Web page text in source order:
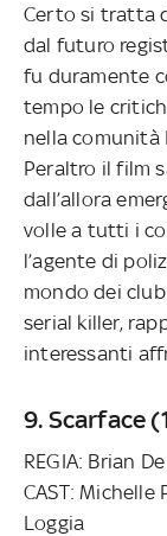
Certo si tratta
dal futuro
fu duramente
tempo le
nella comunità
Peraltro il film
dall’allora
volle a tutti i
l’agente di
mondo dei
serial killer,
interessanti
9. Scarface
REGIA: Brian
CAST:
Loggia